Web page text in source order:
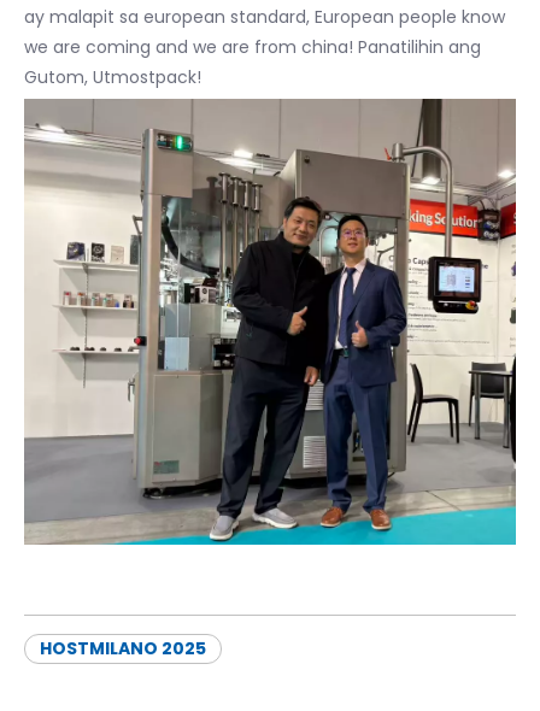
ay malapit sa european standard, European people know
we are coming and we are from china! Panatilihin ang
Gutom, Utmostpack!
HOSTMILANO 2025